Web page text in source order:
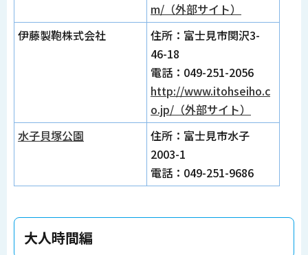
m/（外部サイト）
伊藤製鞄株式会社
住所：富士見市関沢3-
46-18
電話：049-251-2056
http://www.itohseiho.c
o.jp/（外部サイト）
水子貝塚公園
住所：富士見市水子
2003-1
電話：049-251-9686
大人時間編